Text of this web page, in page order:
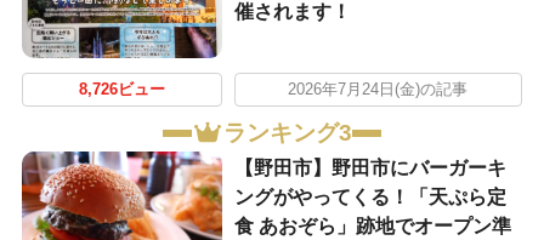
催されます！
8,726ビュー 2026年7月24日(金)の記事
ランキング3
【野田市】野田市にバーガーキ
ングがやってくる！「天ぷら定
食 あおぞら」跡地でオープン準